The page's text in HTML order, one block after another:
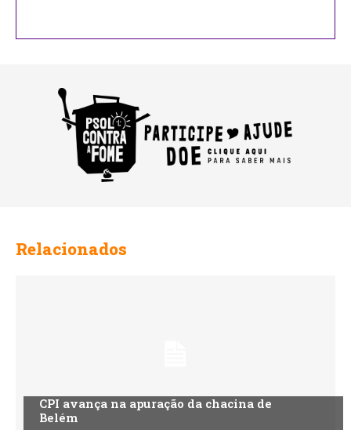
Relacionados
CPI avança na apuração da chacina de
Belém